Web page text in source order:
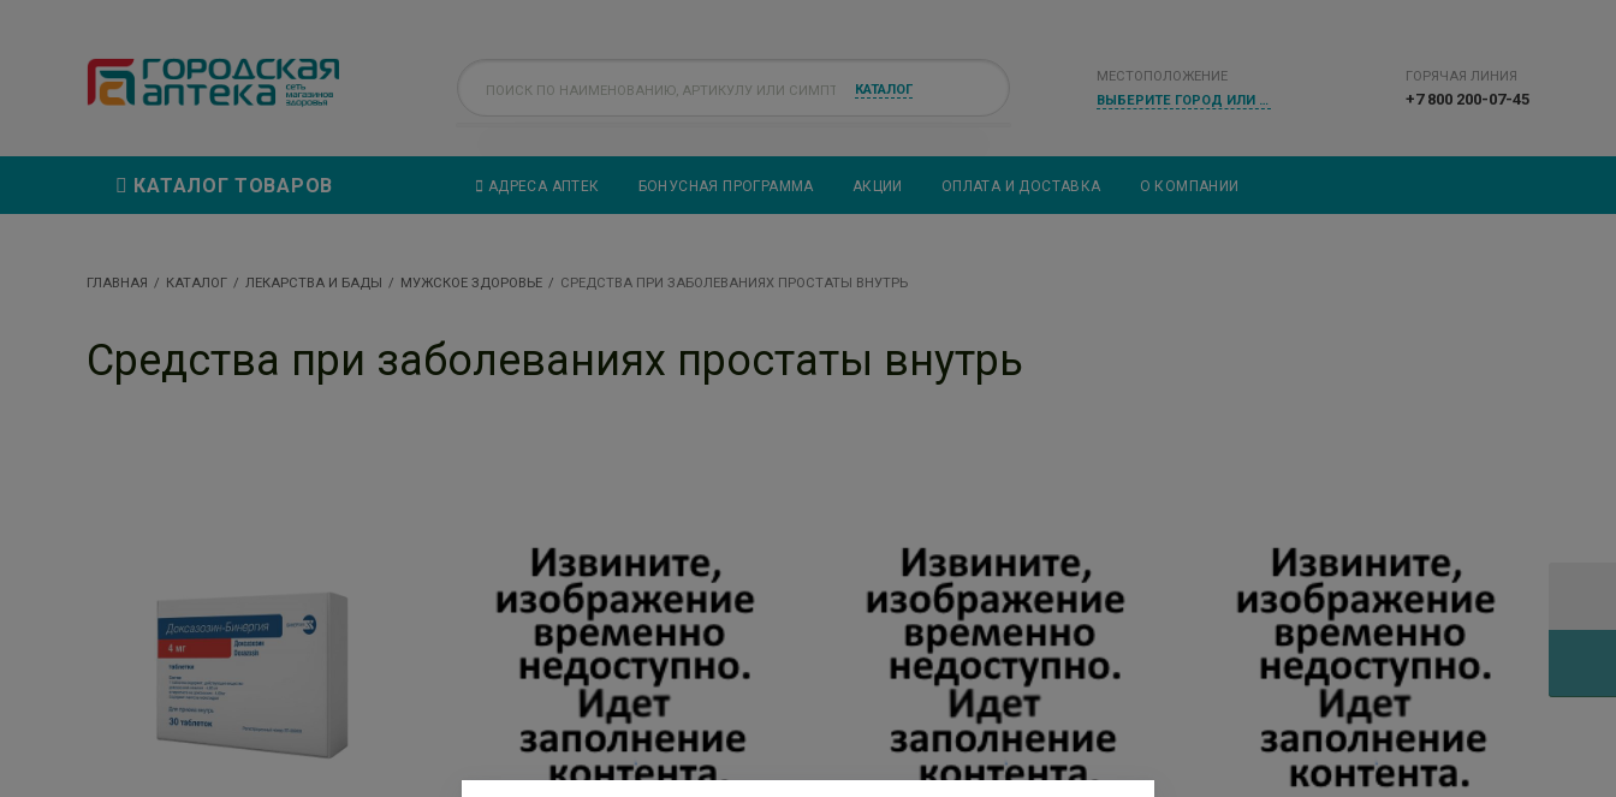
КАТАЛОГ
МЕСТОПОЛОЖЕНИЕ
ВЫБЕРИТЕ ГОРОД ИЛИ НАСЕЛЕННЫЙ ПУНКТ
ГОРЯЧАЯ ЛИНИЯ
+7 800 200-07-45
АДРЕСА АПТЕК БОНУСНАЯ ПРОГРАММА АКЦИИ ОПЛАТА И ДОСТАВКА О КОМПАНИИ
КАТАЛОГ ТОВАРОВ
ГЛАВНАЯ КАТАЛОГ ЛЕКАРСТВА И БАДЫ МУЖСКОЕ ЗДОРОВЬЕ СРЕДСТВА ПРИ ЗАБОЛЕВАНИЯХ ПРОСТАТЫ ВНУТРЬ
Средства при заболеваниях простаты внутрь